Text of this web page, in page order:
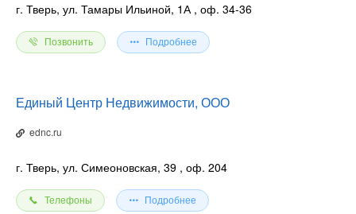
г. Тверь, ул. Тамары Ильиной, 1А , оф. 34-36
Позвонить Подробнее
Единый Центр Недвижимости, ООО
ednc.ru
г. Тверь, ул. Симеоновская, 39 , оф. 204
Телефоны Подробнее